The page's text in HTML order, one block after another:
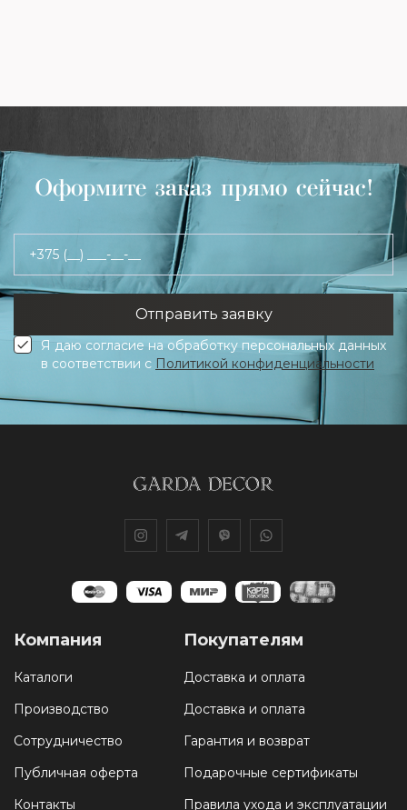
Оформите заказ прямо сейчас!
+375 (__) ___-__-__
Я даю согласие на обработку персональных данных
в соответствии с Политикой конфиденциальности
Компания
Каталоги
Производство
Сотрудничество
Публичная оферта
Контакты
Покупателям
Доставка и оплата
Доставка и оплата
Гарантия и возврат
Подарочные сертификаты
Правила ухода и эксплуатации